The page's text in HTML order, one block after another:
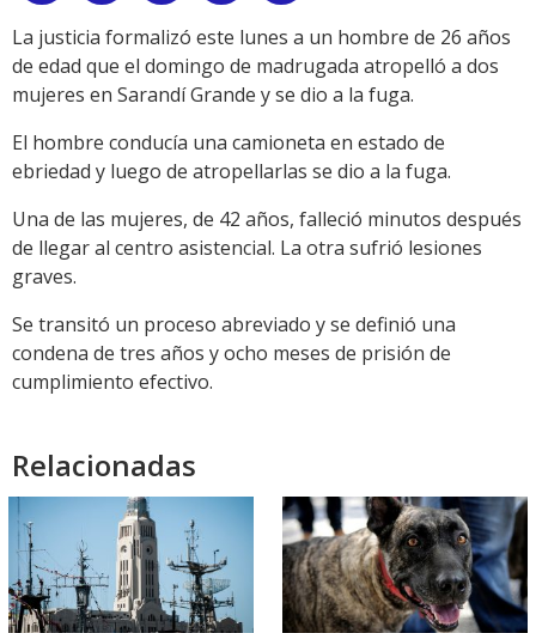
Link
La justicia formalizó este lunes a un hombre de 26 años
de edad que el domingo de madrugada atropelló a dos
mujeres en Sarandí Grande y se dio a la fuga.
El hombre conducía una camioneta en estado de
ebriedad y luego de atropellarlas se dio a la fuga.
Una de las mujeres, de 42 años, falleció minutos después
de llegar al centro asistencial. La otra sufrió lesiones
graves.
Se transitó un proceso abreviado y se definió una
condena de tres años y ocho meses de prisión de
cumplimiento efectivo.
Relacionadas